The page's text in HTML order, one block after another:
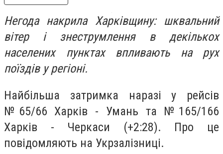
Негода накрила Харківщину: шквальний
вітер і знеструмлення в декількох
населених пунктах впливають на рух
поїздів у регіоні.
Найбільша затримка наразі у рейсів
№65/66 Харків - Умань та №165/166
Харків - Черкаси (+2:28). Про це
повідомляють на Укрзалізниці.